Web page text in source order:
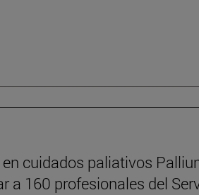
cuidados paliativos
a 160 profesionales del